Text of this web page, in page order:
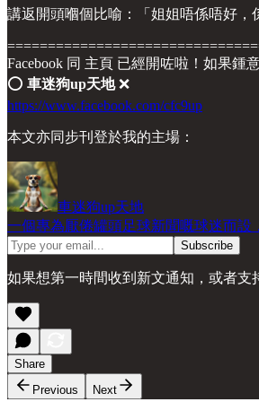
講返開頭嗰個比喻：「姐姐唔係唔好
Facebook 同 主頁 已經開咗啦！如果鍾
⭕️ 車迷狗up天地❌
https://www.facebook.com/cfc9up
本文亦同步刊登於我的主場：
車迷狗up天地
一個專為厭倦罐頭足球新聞嘅球迷而設
如果想第一時間收到新文通知，或者支
Share
Previous
Next